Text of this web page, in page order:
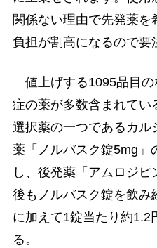
関係ない理由で先発薬を
負担が割高になるので要
値上げする1095品目の
症の薬が多数含まれてい
選択薬の一つであるカル
薬「ノルバスク錠5mg」
し、後発薬「アムロジ
後もノルバスク錠を飲み
に加えて1錠当たり約1.2
る。